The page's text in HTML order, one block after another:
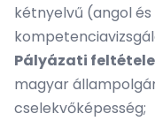
kétnyelvű (angol
Pályázati
magyar
cselekvőképesség;